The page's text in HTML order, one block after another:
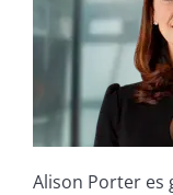
Alison Porter es